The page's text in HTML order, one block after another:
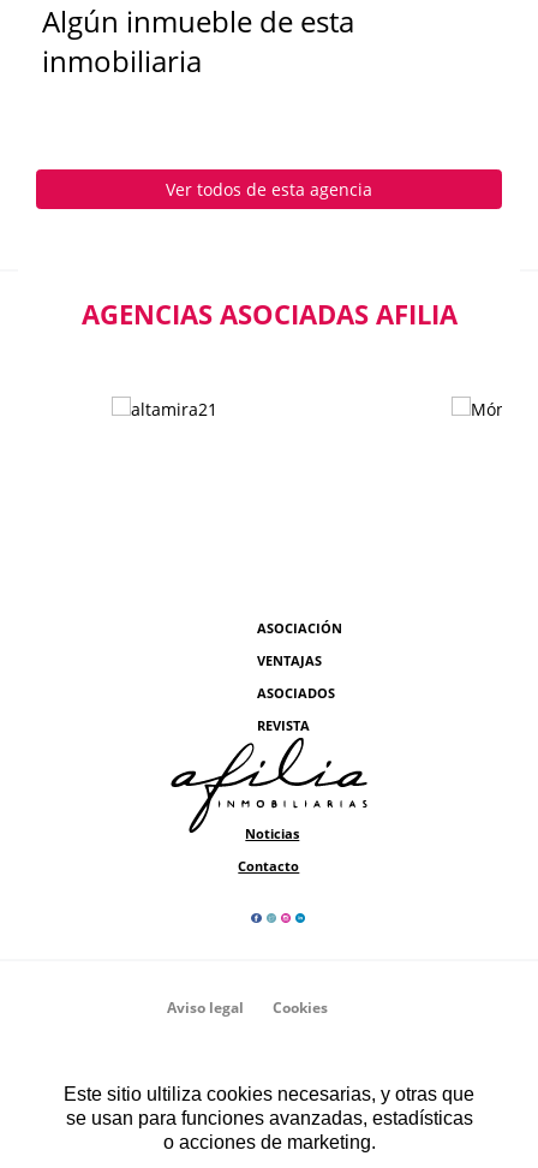
Este sitio ultiliza cookies necesarias, y otras que
se usan para funciones avanzadas, estadísticas
o acciones de marketing.
Algún inmueble de esta
inmobiliaria
Ver todos de esta agencia
AGENCIAS ASOCIADAS AFILIA
ASOCIACIÓN
VENTAJAS
ASOCIADOS
REVISTA
Noticias
Contacto
Aviso legal
Cookies